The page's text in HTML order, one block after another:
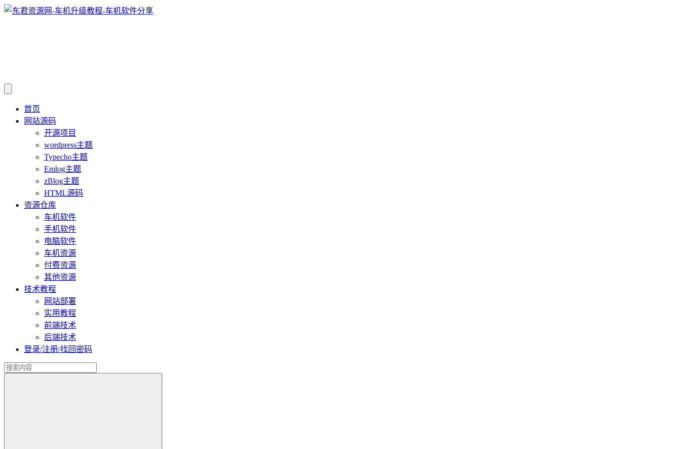
首页
网站源码
开源项目
wordpress主题
Typecho主题
Emlog主题
zBlog主题
HTML源码
资源仓库
车机软件
手机软件
电脑软件
车机资源
付费资源
其他资源
技术教程
网站部署
实用教程
前端技术
后端技术
登录/注册/找回密码